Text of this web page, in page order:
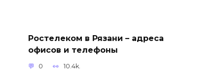
Ростелеком в Рязани – адреса
офисов и телефоны
0 10.4k.